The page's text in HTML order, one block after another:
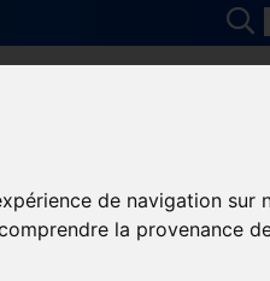
de navigation sur
la provenance